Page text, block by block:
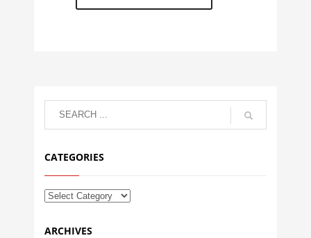
CATEGORIES
ARCHIVES